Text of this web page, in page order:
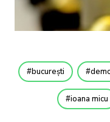
bucurești
ioana micu